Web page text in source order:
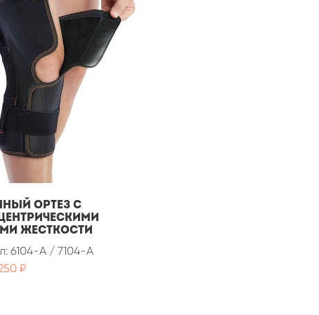
ОРТЕЗ С
ЖЕСТКОСТИ
6104-A / 7104-A
₽